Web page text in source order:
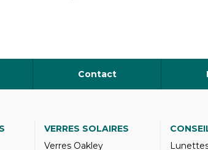
Contact
VERRES SOLAIRES
Verres Oakley